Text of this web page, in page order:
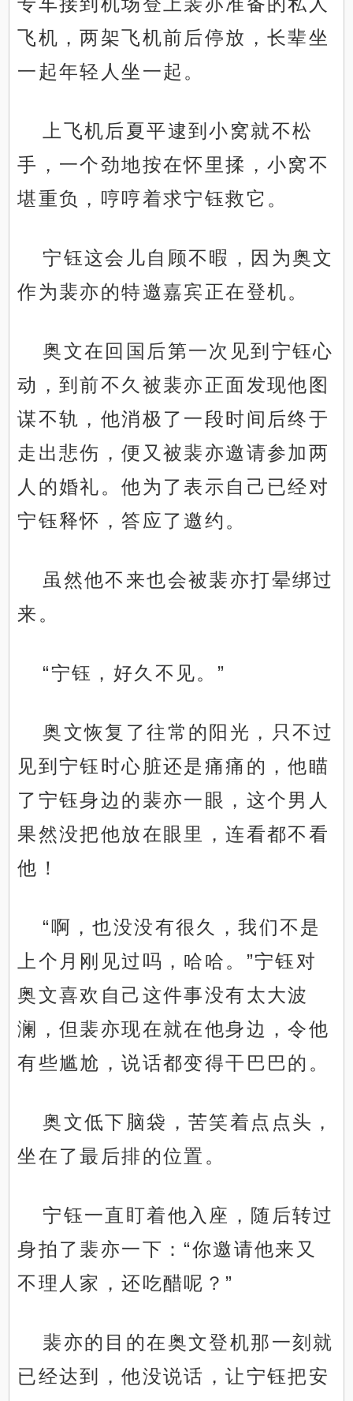
飞机，两架飞机前后停放，长辈坐
一起年轻人坐一起。
上飞机后夏平逮到小窝就不松
手，一个劲地按在怀里揉，小窝不
堪重负，哼哼着求宁钰救它。
宁钰这会儿自顾不暇，因为奥文
作为裴亦的特邀嘉宾正在登机。
奥文在回国后第一次见到宁钰心
动，到前不久被裴亦正面发现他图
谋不轨，他消极了一段时间后终于
走出悲伤，便又被裴亦邀请参加两
人的婚礼。他为了表示自己已经对
宁钰释怀，答应了邀约。
虽然他不来也会被裴亦打晕绑过
来。
“宁钰，好久不见。”
奥文恢复了往常的阳光，只不过
见到宁钰时心脏还是痛痛的，他瞄
了宁钰身边的裴亦一眼，这个男人
果然没把他放在眼里，连看都不看
他！
“啊，也没没有很久，我们不是
上个月刚见过吗，哈哈。”宁钰对
奥文喜欢自己这件事没有太大波
澜，但裴亦现在就在他身边，令他
有些尴尬，说话都变得干巴巴的。
奥文低下脑袋，苦笑着点点头，
坐在了最后排的位置。
宁钰一直盯着他入座，随后转过
身拍了裴亦一下：“你邀请他来又
不理人家，还吃醋呢？”
裴亦的目的在奥文登机那一刻就
已经达到，他没说话，让宁钰把安